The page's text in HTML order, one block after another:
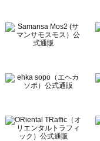
BETTY'S BLUE（べティーズブ
Wpc.（ワールドパーティー）の